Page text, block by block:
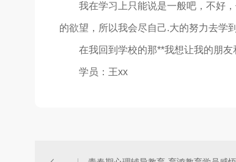
我在学习上只能说是一般吧，不好，
的欲望，所以我会尽自己.大的努力去学
在我回到学校的那**我想让我的朋友
学员：王xx